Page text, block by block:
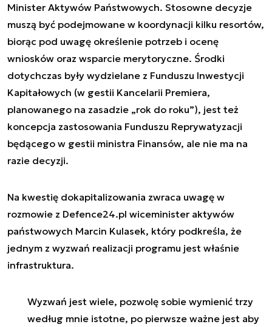
Minister Aktywów Państwowych. Stosowne decyzje
muszą być podejmowane w koordynacji kilku resortów,
biorąc pod uwagę określenie potrzeb i ocenę
wniosków oraz wsparcie merytoryczne. Środki
dotychczas były wydzielane z Funduszu Inwestycji
Kapitałowych (w gestii Kancelarii Premiera,
planowanego na zasadzie „rok do roku”), jest też
koncepcja zastosowania Funduszu Reprywatyzacji
będącego w gestii ministra Finansów, ale nie ma na
razie decyzji.
Na kwestię dokapitalizowania zwraca uwagę w
rozmowie z Defence24.pl wiceminister aktywów
państwowych Marcin Kulasek, który podkreśla, że
jednym z wyzwań realizacji programu jest właśnie
infrastruktura.
Wyzwań jest wiele, pozwolę sobie wymienić trzy
według mnie istotne, po pierwsze ważne jest aby